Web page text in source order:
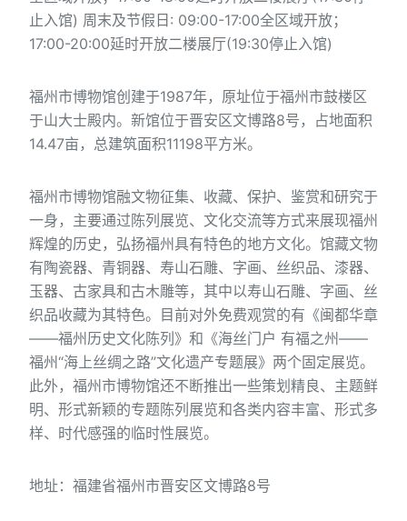
止入馆) 周末及节假日: 09:00-17:00全区域开放；
17:00-20:00延时开放二楼展厅(19:30停止入馆)
福州市博物馆创建于1987年，原址位于福州市鼓楼区
于山大士殿内。新馆位于晋安区文博路8号，占地面积
14.47亩，总建筑面积11198平方米。
福州市博物馆融文物征集、收藏、保护、鉴赏和研究于
一身，主要通过陈列展览、文化交流等方式来展现福州
辉煌的历史，弘扬福州具有特色的地方文化。馆藏文物
有陶瓷器、青铜器、寿山石雕、字画、丝织品、漆器、
玉器、古家具和古木雕等，其中以寿山石雕、字画、丝
织品收藏为其特色。目前对外免费观赏的有《闽都华章
——福州历史文化陈列》和《海丝门户 有福之州——
福州“海上丝绸之路”文化遗产专题展》两个固定展览。
此外，福州市博物馆还不断推出一些策划精良、主题鲜
明、形式新颖的专题陈列展览和各类内容丰富、形式多
样、时代感强的临时性展览。
地址：福建省福州市晋安区文博路8号